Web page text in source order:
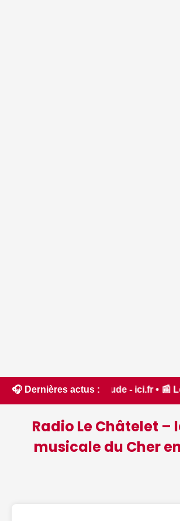
🎧 Dernières actus :
- ici.fr • 📰 Les
Radio Le Châtelet –
musicale du Cher